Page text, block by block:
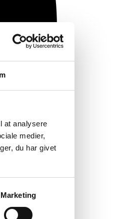
at analysere
medier,
du har givet
Marketing